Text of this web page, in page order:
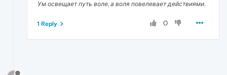
Ум освещает путь воле, а воля повелевает действиями.
0
1 Reply